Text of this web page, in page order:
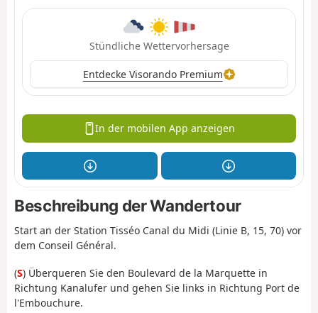
Stündliche Wettervorhersage
Entdecke Visorando Premium
In der mobilen App anzeigen
Beschreibung der Wandertour
Start an der Station Tisséo Canal du Midi (Linie B, 15, 70) vor
dem Conseil Général.
(S) Überqueren Sie den Boulevard de la Marquette in
Richtung Kanalufer und gehen Sie links in Richtung Port de
l'Embouchure.